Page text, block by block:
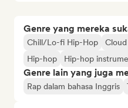
Genre yang mereka
Chill/Lo-fi Hip-Hop
Hip-hop
Hip-hop
Genre lain yang juga
Rap dalam bahasa Inggris